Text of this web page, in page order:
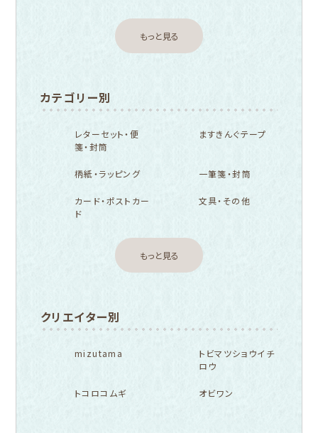
もっと見る
カテゴリー別
レターセット・便
箋・封筒
ますきんぐテープ
柄紙・ラッピング 一筆箋・封筒
カード・ポストカー
ド
文具・その他
もっと見る
クリエイター別
mizutama
トビマツショウイチ
ロウ
トコロコムギ オビワン